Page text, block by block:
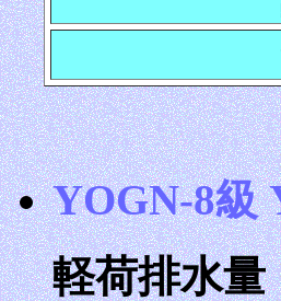
YOGN-8級
軽荷排水